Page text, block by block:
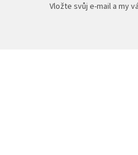
Vložte svůj e-mail a my